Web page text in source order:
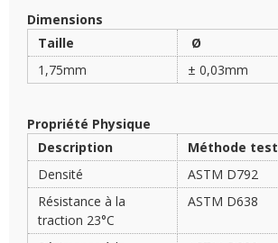
Dimensions
Taille
Ø
1,75mm
± 0,03mm
Propriété Physique
Description
Méthode test
Densité
ASTM D792
Résistance à la
traction 23°C
ASTM D638